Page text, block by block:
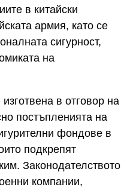
в китайски
армия, като се
сигурност,
на
в отговор на
постъпленията на
фондове в
подкрепят
Законодателството
компании,